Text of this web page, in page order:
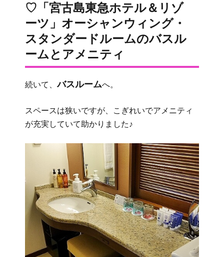
♡「宮古島東急ホテル＆リゾ
ーツ」オーシャンウィング・
スタンダードルームのバスル
ームとアメニティ
続いて、バスルームへ。
スペースは狭いですが、こぎれいでアメニティ
が充実していて助かりました♪